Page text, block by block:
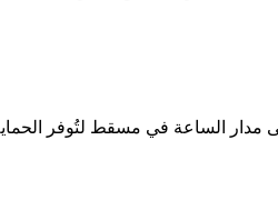
الساعة في مسقط لتُوفر الحماية